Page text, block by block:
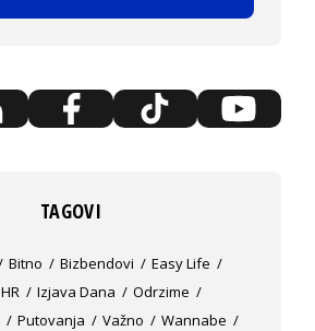
TAGOVI
Bitno Bizbendovi
Easy Life
HR Izjava Dana
Odrzime
Putovanja Važno
Wannabe